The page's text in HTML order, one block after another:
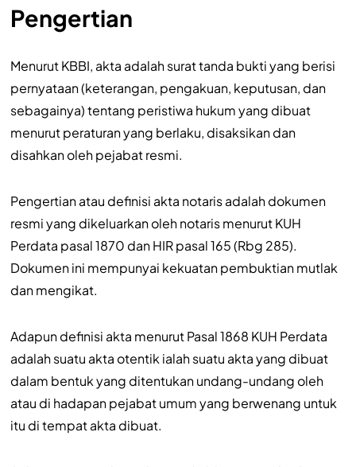
Pengertian
Menurut KBBI, akta adalah surat tanda bukti yang berisi
pernyataan (keterangan, pengakuan, keputusan, dan
sebagainya) tentang peristiwa hukum yang dibuat
menurut peraturan yang berlaku, disaksikan dan
disahkan oleh pejabat resmi.
Pengertian atau definisi akta notaris adalah dokumen
resmi yang dikeluarkan oleh notaris menurut KUH
Perdata pasal 1870 dan HIR pasal 165 (Rbg 285).
Dokumen ini mempunyai kekuatan pembuktian mutlak
dan mengikat.
Adapun definisi akta menurut Pasal 1868 KUH Perdata
adalah suatu akta otentik ialah suatu akta yang dibuat
dalam bentuk yang ditentukan undang-undang oleh
atau di hadapan pejabat umum yang berwenang untuk
itu di tempat akta dibuat.